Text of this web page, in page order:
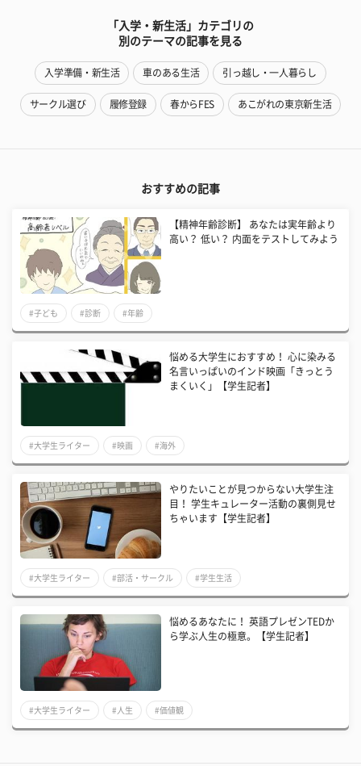
「入学・新生活」カテゴリの
別のテーマの記事を見る
入学準備・新生活 車のある生活 引っ越し・一人暮らし
サークル選び 履修登録 春からFES あこがれの東京新生活
おすすめの記事
【精神年齢診断】 あなたは実年齢より
高い？ 低い？ 内面をテストしてみよう
#子ども #診断 #年齢
悩める大学生におすすめ！ 心に染みる
名言いっぱいのインド映画「きっとう
まくいく」【学生記者】
#大学生ライター #映画 #海外
やりたいことが見つからない大学生注
目！ 学生キュレーター活動の裏側見せ
ちゃいます【学生記者】
#大学生ライター #部活・サークル #学生生活
悩めるあなたに！ 英語プレゼンTEDか
ら学ぶ人生の極意。【学生記者】
#大学生ライター #人生 #価値観